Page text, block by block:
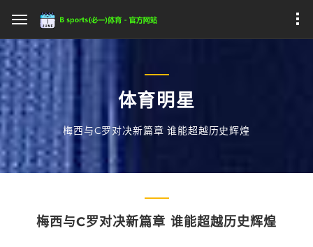
体育明星
梅西与C罗对决新篇章 谁能超越历史辉煌
梅西与C罗对决新篇章 谁能超越历史辉煌